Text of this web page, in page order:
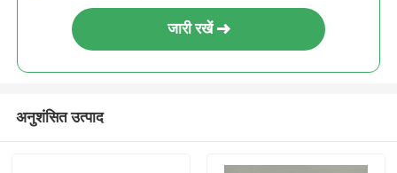
जारी रखें
अनुशंसित उत्पाद